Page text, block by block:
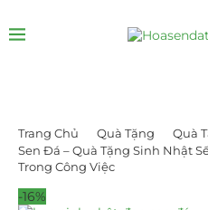
Trang Chủ Quà Tặng Quà
Sen Đá – Quà Tặng Sinh Nhật
Trong Công Việc
-16%